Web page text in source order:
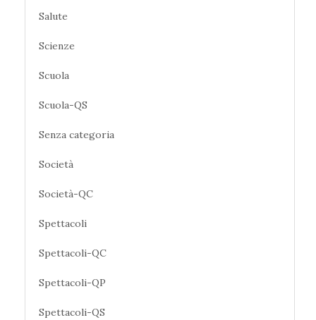
Salute
Scienze
Scuola
Scuola-QS
Senza categoria
Società
Società-QC
Spettacoli
Spettacoli-QC
Spettacoli-QP
Spettacoli-QS